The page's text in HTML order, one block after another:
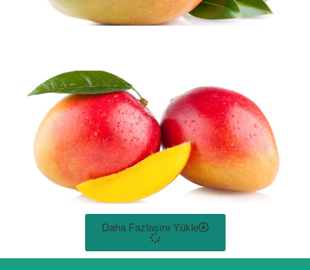
Daha Fazlasını Yükle